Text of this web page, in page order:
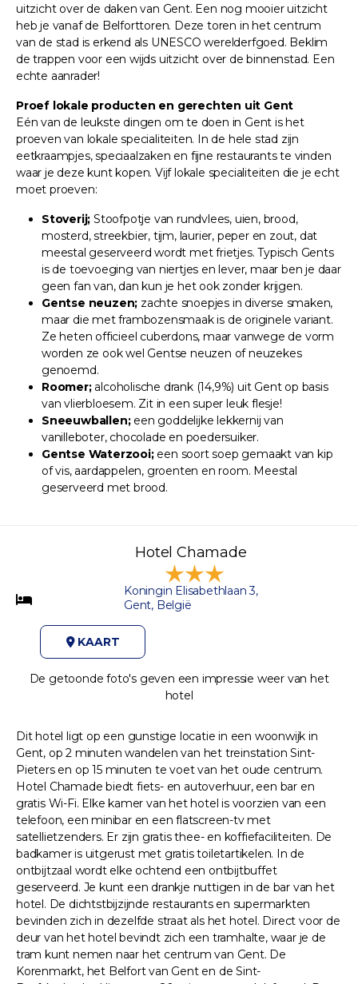
uitzicht over de daken van Gent. Een nog mooier uitzicht
heb je vanaf de Belforttoren. Deze toren in het centrum
van de stad is erkend als UNESCO werelderfgoed. Beklim
de trappen voor een wijds uitzicht over de binnenstad. Een
echte aanrader!
Proef lokale producten en gerechten uit Gent
Eén van de leukste dingen om te doen in Gent is het
proeven van lokale specialiteiten. In de hele stad zijn
eetkraampjes, speciaalzaken en fijne restaurants te vinden
waar je deze kunt kopen. Vijf lokale specialiteiten die je echt
moet proeven:
Stoverij; Stoofpotje van rundvlees, uien, brood,
mosterd, streekbier, tijm, laurier, peper en zout, dat
meestal geserveerd wordt met frietjes. Typisch Gents
is de toevoeging van niertjes en lever, maar ben je daar
geen fan van, dan kun je het ook zonder krijgen.
Gentse neuzen; zachte snoepjes in diverse smaken,
maar die met frambozensmaak is de originele variant.
Ze heten officieel cuberdons, maar vanwege de vorm
worden ze ook wel Gentse neuzen of neuzekes
genoemd.
Roomer;alcoholische drank (14,9%) uit Gent op basis
van vlierbloesem. Zit in een super leuk flesje!
Sneeuwballen;een goddelijke lekkernij van
vanilleboter, chocolade en poedersuiker.
Gentse Waterzooi;een soort soep gemaakt van kip
of vis, aardappelen, groenten en room. Meestal
geserveerd met brood.
Hotel Chamade
Koningin Elisabethlaan 3,
Gent, België
KAART
De getoonde foto's geven een impressie weer van het
hotel
Dit hotel ligt op een gunstige locatie in een woonwijk in
Gent, op 2 minuten wandelen van het treinstation Sint-
Pieters en op 15 minuten te voet van het oude centrum.
Hotel Chamade biedt fiets- en autoverhuur, een bar en
gratis Wi-Fi. Elke kamer van het hotel is voorzien van een
telefoon, een minibar en een flatscreen-tv met
satellietzenders. Er zijn gratis thee- en koffiefaciliteiten. De
badkamer is uitgerust met gratis toiletartikelen. In de
ontbijtzaal wordt elke ochtend een ontbijtbuffet
geserveerd. Je kunt een drankje nuttigen in de bar van het
hotel. De dichtstbijzijnde restaurants en supermarkten
bevinden zich in dezelfde straat als het hotel. Direct voor de
deur van het hotel bevindt zich een tramhalte, waar je de
tram kunt nemen naar het centrum van Gent. De
Korenmarkt, het Belfort van Gent en de Sint-